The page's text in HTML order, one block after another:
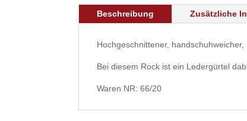
Beschreibung Zusätzliche
Hochgeschnittener,
Bei diesem Rock ist ein Ledergürtel
Waren NR: 66/20